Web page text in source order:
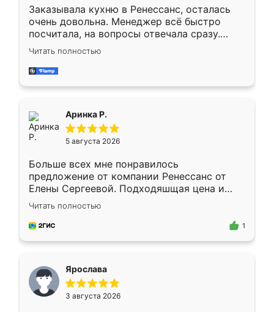
Заказывала кухню в Ренессанс, осталась
очень довольна. Менеджер всё быстро
посчитала, на вопросы отвечала сразу.
Замерщик приехал в субботу, подошёл к
делу со всей ответственностью. Собрали
за день, ребята работали аккуратно, даже
Читать полностью
Аринка Р.
5 августа 2026
Больше всех мне понравилось
предложение от компании Ренессанс от
Елены Сергеевой. Подходяшщая цена и
короткие сроки изготовления. Приехавший
для замера сотрудник Владислав
предложил по моему эскизу самый
Читать полностью
1
Ярослава
3 августа 2026